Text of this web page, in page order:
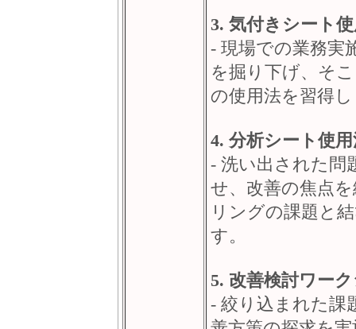
3. 気付きシート
- 現場での業務実
を掘り下げ、そ
の使用法を習得
4. 分析シート使
- 洗い出された問
せ、改善の焦点
リングの課題と
す。
5. 改善検討ワー
- 絞り込まれた課